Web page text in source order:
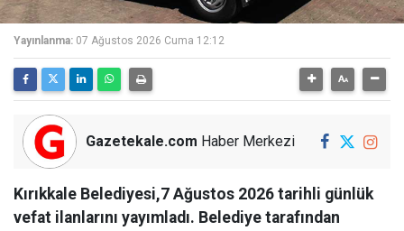
Yayınlanma: 07 Ağustos 2026 Cuma 12:12
Gazetekale.com Haber Merkezi
Kırıkkale Belediyesi,7 Ağustos 2026 tarihli günlük
vefat ilanlarını yayımladı. Belediye tarafından